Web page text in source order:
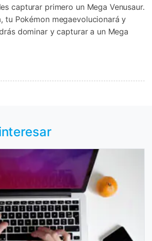
capturar primero un Mega Venusaur.
tu Pokémon megaevolucionará y
dominar y capturar a un Mega